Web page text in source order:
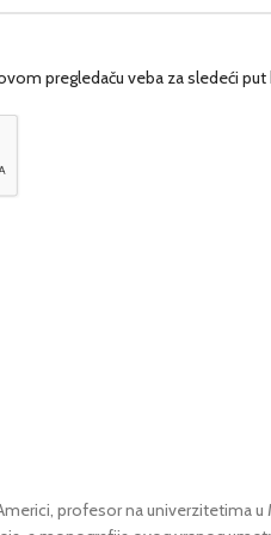
pregledaču veba za sledeći
profesor na univerzitetima